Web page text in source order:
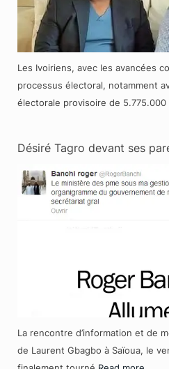
Les Ivoiriens, avec les avancées
processus électoral, notamment
électorale provisoire de 5.775.000
Désiré Tagro devant ses
La rencontre d’information et de
de Laurent Gbagbo à Saïoua, le